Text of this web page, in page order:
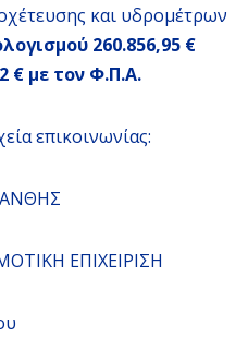
και υδρομέτρων
260.856,95 €
€ με τον Φ.Π.Α.
επικοινωνίας:
ΕΠΙΧΕΙΡΙΣΗ